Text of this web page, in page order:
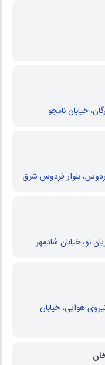
13، محله نیروی هوایی، خیابان